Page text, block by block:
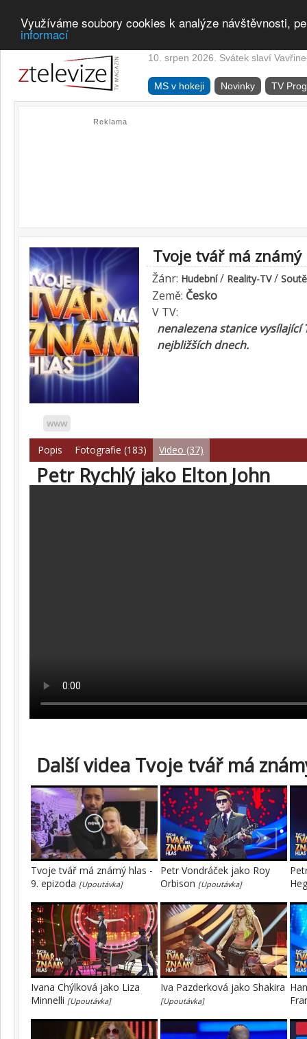
Využíváme soubory cookies k analýze návštěvnosti,
informací
10. srpen 2026. Svátek slaví
MS v hokeji Novinky TV
Reklama
www
Tvoje tvář má známý
Žánr: Hudební/ Reality-TV/
Země: Česko
V TV:
nenalezena stanice vysílající
nejbližších dnech.
Popis Fotografie (183) Video (37)
Petr Rychlý jako Elton John
Další videa Tvoje tvář má
Tvoje tvář má známý hlas -
9. epizoda [Upoutávka]
Petr Vondráček jako Roy
Orbison [Upoutávka]
Ivana Chýlková jako Liza
Minnelli [Upoutávka]
Iva Pazderková jako Shakira
[Upoutávka]